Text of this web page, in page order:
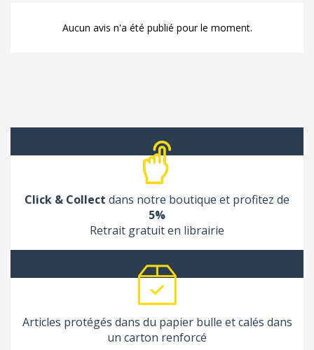
Aucun avis n'a été publié pour le moment.
Click & Collect dans notre boutique et profitez de
5%
Retrait gratuit en librairie
Articles protégés dans du papier bulle et calés dans
un carton renforcé